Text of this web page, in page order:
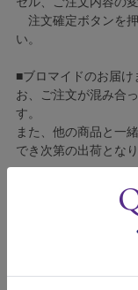
注文確定ボタンを
い。
■ブロマイドのお届
お、ご注文が混み合
す。
また、他の商品と一
でき次第の出荷とな
■コンビニ決済をご
■ブロマイドの個包
■ブロマイドに不良